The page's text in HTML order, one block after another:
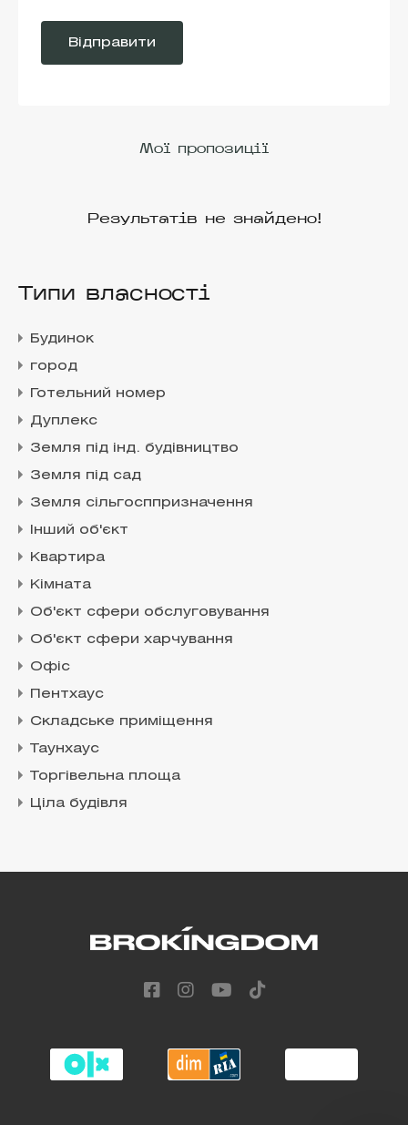
Мої пропозиції
Результатів не знайдено!
Типи власності
Будинок
город
Готельний номер
Дуплекс
Земля під інд. будівництво
Земля під сад
Земля сільгосппризначення
Інший об'єкт
Квартира
Кімната
Об'єкт сфери обслуговування
Об'єкт сфери харчування
Офіс
Пентхаус
Складське приміщення
Таунхаус
Торгівельна площа
Ціла будівля